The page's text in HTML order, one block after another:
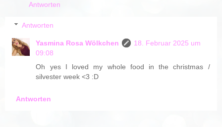
Antworten
Antworten
Yasmina Rosa Wölkchen
18. Februar 2025 um
09:08
Oh yes I loved my whole food in the christmas /
silvester week <3 :D
Antworten